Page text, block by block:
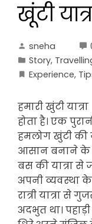
खूंटी
sneha
Story,
Experience,
हमारी खुंटी
होता है। एक
हमलोग खुंटी की
आसान बनाने के
बस की यात्रा से
अपनी व्यवस्था
रात्री यात्रा से
अदभुत था।